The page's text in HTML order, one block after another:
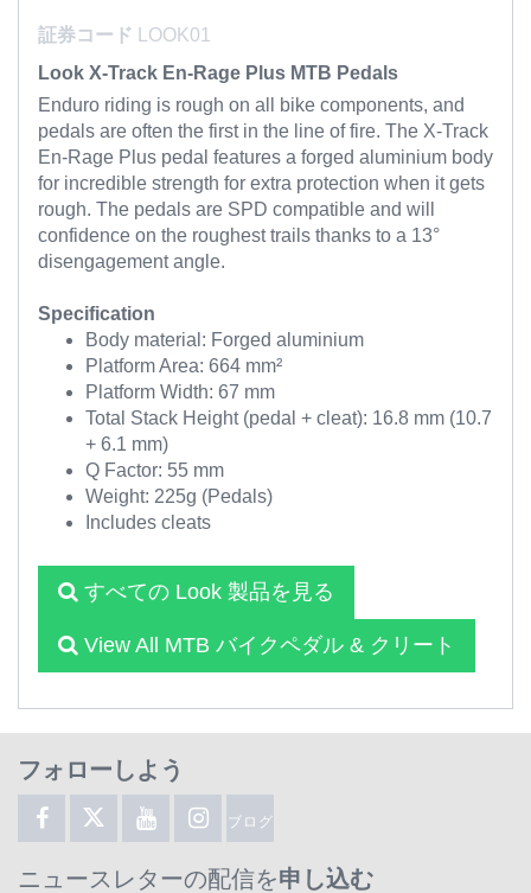
証券コード
LOOK01
Look X-Track En-Rage Plus MTB Pedals
Enduro riding is rough on all bike components, and
pedals are often the first in the line of fire. The X-Track
En-Rage Plus pedal features a forged aluminium body
for incredible strength for extra protection when it gets
rough. The pedals are SPD compatible and will
confidence on the roughest trails thanks to a 13°
disengagement angle.
Specification
Body material: Forged aluminium
Platform Area: 664 mm²
Platform Width: 67 mm
Total Stack Height (pedal + cleat): 16.8 mm (10.7
+ 6.1 mm)
Q Factor: 55 mm
Weight: 225g (Pedals)
Includes cleats
すべての Look 製品を見る
View All MTB バイクペダル & クリート
フォローしよう
ブログ
ニュースレターの配信を申し込む